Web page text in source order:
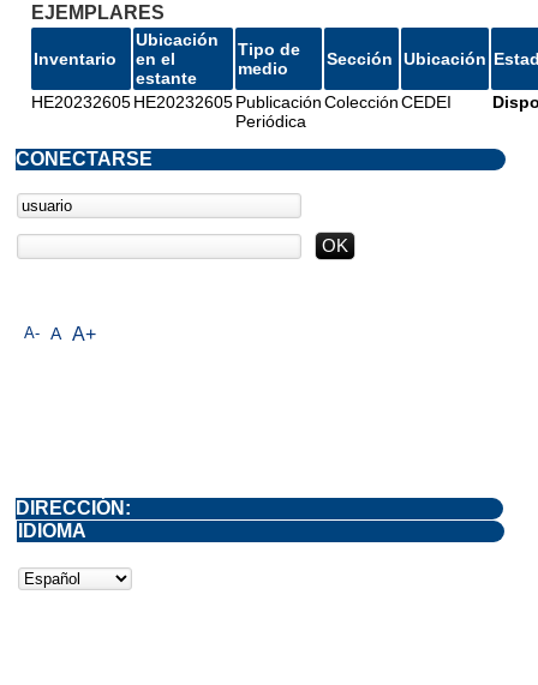
EJEMPLARES
Inventario
Ubicación
en el
estante
Tipo de
medio
Sección Ubicación
HE20232605HE20232605Publicación
Periódica
ColecciónCEDEI
A- A A+
CONECTARSE
DIRECCIÓN:
IDIOMA